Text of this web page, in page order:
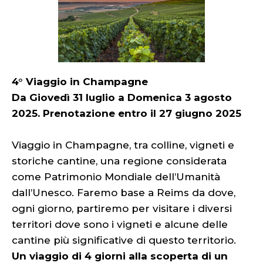
4° Viaggio in Champagne
Da Giovedì 31 luglio a Domenica 3 agosto
2025. Prenotazione entro il 27 giugno 2025
Viaggio in Champagne, tra colline, vigneti e
storiche cantine, una regione considerata
come Patrimonio Mondiale dell’Umanità
dall’Unesco. Faremo base a Reims da dove,
ogni giorno, partiremo per visitare i diversi
territori dove sono i vigneti e alcune delle
cantine più significative di questo territorio.
Un viaggio di 4 giorni alla scoperta di un